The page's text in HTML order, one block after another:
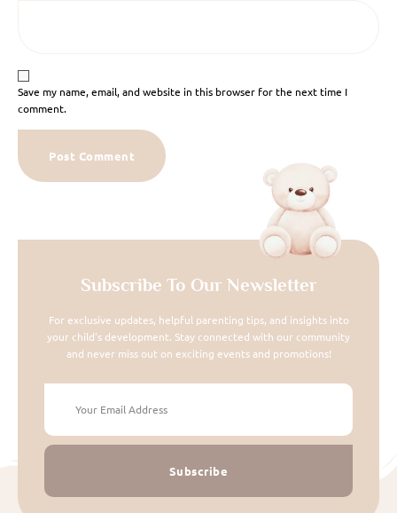
Save my name, email, and website in this browser for the next time I
comment.
Subscribe To Our Newsletter
For exclusive updates, helpful parenting tips, and insights into
your child's development. Stay connected with our community
and never miss out on exciting events and promotions!
Subscribe